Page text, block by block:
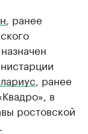
, ранее
, ранее
в
ростовской